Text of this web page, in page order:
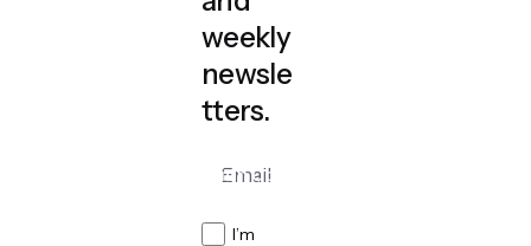
restauracji i hoteli
weekly
newsle
tters.
I’m